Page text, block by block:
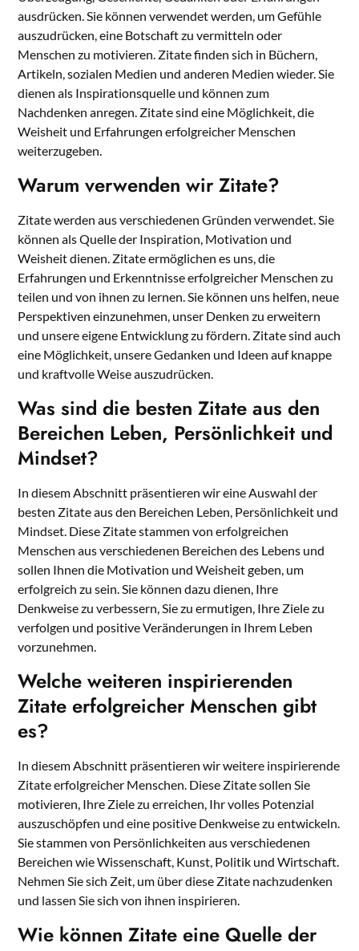
ausdrücken. Sie können verwendet werden, um Gefühle
auszudrücken, eine Botschaft zu vermitteln oder
Menschen zu motivieren. Zitate finden sich in Büchern,
Artikeln, sozialen Medien und anderen Medien wieder. Sie
dienen als Inspirationsquelle und können zum
Nachdenken anregen. Zitate sind eine Möglichkeit, die
Weisheit und Erfahrungen erfolgreicher Menschen
weiterzugeben.
Warum verwenden wir Zitate?
Zitate werden aus verschiedenen Gründen verwendet. Sie
können als Quelle der Inspiration, Motivation und
Weisheit dienen. Zitate ermöglichen es uns, die
Erfahrungen und Erkenntnisse erfolgreicher Menschen zu
teilen und von ihnen zu lernen. Sie können uns helfen, neue
Perspektiven einzunehmen, unser Denken zu erweitern
und unsere eigene Entwicklung zu fördern. Zitate sind auch
eine Möglichkeit, unsere Gedanken und Ideen auf knappe
und kraftvolle Weise auszudrücken.
Was sind die besten Zitate aus den
Bereichen Leben, Persönlichkeit und
Mindset?
In diesem Abschnitt präsentieren wir eine Auswahl der
besten Zitate aus den Bereichen Leben, Persönlichkeit und
Mindset. Diese Zitate stammen von erfolgreichen
Menschen aus verschiedenen Bereichen des Lebens und
sollen Ihnen die Motivation und Weisheit geben, um
erfolgreich zu sein. Sie können dazu dienen, Ihre
Denkweise zu verbessern, Sie zu ermutigen, Ihre Ziele zu
verfolgen und positive Veränderungen in Ihrem Leben
vorzunehmen.
Welche weiteren inspirierenden
Zitate erfolgreicher Menschen gibt
es?
In diesem Abschnitt präsentieren wir weitere inspirierende
Zitate erfolgreicher Menschen. Diese Zitate sollen Sie
motivieren, Ihre Ziele zu erreichen, Ihr volles Potenzial
auszuschöpfen und eine positive Denkweise zu entwickeln.
Sie stammen von Persönlichkeiten aus verschiedenen
Bereichen wie Wissenschaft, Kunst, Politik und Wirtschaft.
Nehmen Sie sich Zeit, um über diese Zitate nachzudenken
und lassen Sie sich von ihnen inspirieren.
Wie können Zitate eine Quelle der